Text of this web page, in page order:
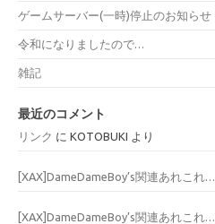
ゲームサーバー(一時)停止のお知らせ
令和になりましたので…
雑記
最近のコメント
リンク に KOTOBUKI より
[XAX]DameDameBoy’s関連あれこれ…
[XAX]DameDameBoy’s関連あれこれ…